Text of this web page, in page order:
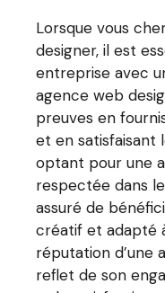
Lorsque vous
designer, il est
entreprise avec
agence web
preuves en
et en satisfaisant
optant pour une
respectée dans
assuré de
créatif et adapté
réputation d’une
reflet de son